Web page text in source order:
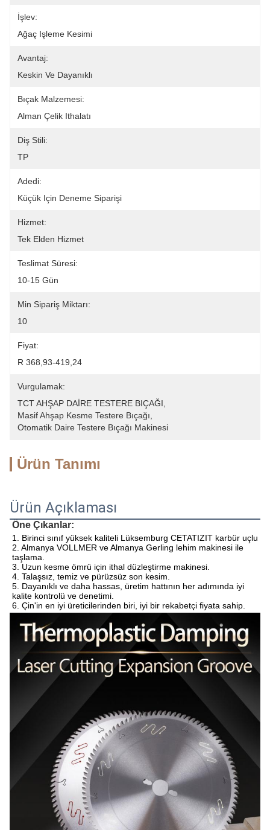
İşlev:
Ağaç Işleme Kesimi
Avantaj:
Keskin Ve Dayanıklı
Bıçak Malzemesi:
Alman Çelik Ithalatı
Diş Stili:
TP
Adedi:
Küçük Için Deneme Siparişi
Hizmet:
Tek Elden Hizmet
Teslimat Süresi:
10-15 Gün
Min Sipariş Miktarı:
10
Fiyat:
R 368,93-419,24
Vurgulamak:
TCT AHŞAP DAİRE TESTERE BIÇAĞI
Masif Ahşap Kesme Testere Bıçağı
Otomatik Daire Testere Bıçağı Makinesi
Ürün Tanımı
Ürün Açıklaması
Öne Çıkanlar:
1. Birinci sınıf yüksek kaliteli Lüksemburg CETATIZIT karbür uçlu
2. Almanya VOLLMER ve Almanya Gerling lehim makinesi ile
taşlama.
3. Uzun kesme ömrü için ithal düzleştirme makinesi.
4. Talaşsız, temiz ve pürüzsüz son kesim.
5. Dayanıklı ve daha hassas, üretim hattının her adımında iyi
kalite kontrolü ve denetimi.
6. Çin'in en iyi üreticilerinden biri, iyi bir rekabetçi fiyata sahip.